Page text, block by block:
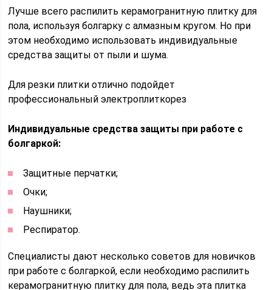
Лучше всего распилить керамогранитную плитку для
пола, используя болгарку с алмазным кругом. Но при
этом необходимо использовать индивидуальные
средства защиты от пыли и шума.
Для резки плитки отлично подойдет
профессиональный электроплиткорез
Индивидуальные средства защиты при работе с
болгаркой:
Защитные перчатки;
Очки;
Наушники;
Респиратор.
Специалисты дают несколько советов для новичков
при работе с болгаркой, если необходимо распилить
керамогранитную плитку для пола, ведь эта плитка